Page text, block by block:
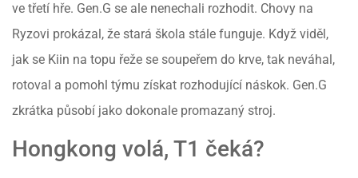
ve třetí hře. Gen.G se ale nenechali rozhodit. Chovy na
Ryzovi prokázal, že stará škola stále funguje. Když viděl,
jak se Kiin na topu řeže se soupeřem do krve, tak neváhal,
rotoval a pomohl týmu získat rozhodující náskok. Gen.G
zkrátka působí jako dokonale promazaný stroj.
Hongkong volá, T1 čeká?